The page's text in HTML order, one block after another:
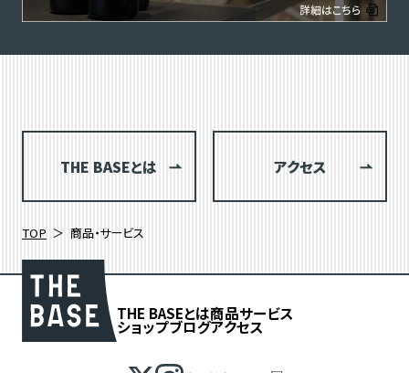
THE BASEとは アクセス
TOP 商品・サービス
THE BASEとは商品サービス
ショップブログアクセス